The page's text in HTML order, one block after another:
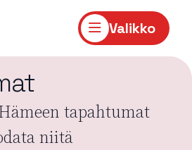
Valikko
tapahtumat
niitä